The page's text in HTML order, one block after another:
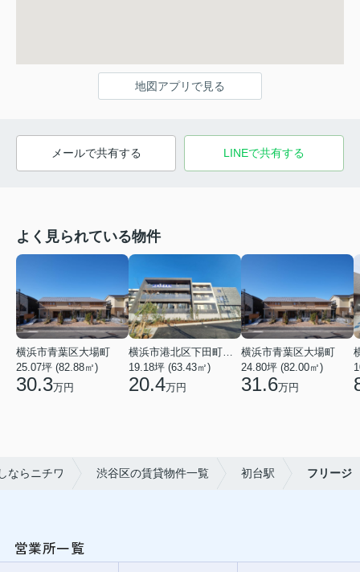
地図アプリで見る
メールで共有する LINEで共有する
よく見られている物件
横浜市青葉区大場町
25.07坪 (82.88㎡)
30.3万円
19.18坪 (63.43㎡)
20.4万円
横浜市青葉区大場町
24.80坪 (82.00㎡)
31.6万円
ならニチワ 渋谷区の賃貸物件一覧 初台駅 フリージ
営業所一覧